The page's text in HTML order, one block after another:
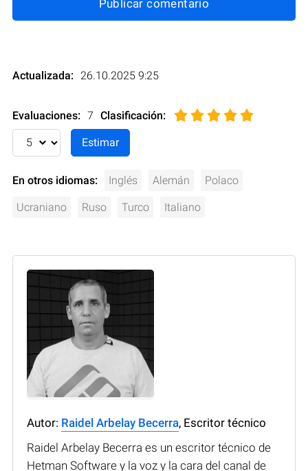
Publicar comentario
Actualizada: 26.10.2025 9:25
Evaluaciones: 7 Clasificación:
En otros idiomas: Inglés Alemán Polaco
Ucraniano Ruso Turco Italiano
Autor: Raidel Arbelay Becerra, Escritor técnico
Raidel Arbelay Becerra es un escritor técnico de
Hetman Software y la voz y la cara del canal de